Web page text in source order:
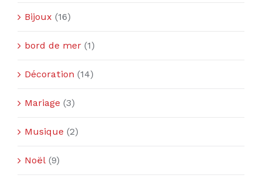
Bijoux (16)
bord de mer (1)
Décoration (14)
Mariage (3)
Musique (2)
Noël (9)